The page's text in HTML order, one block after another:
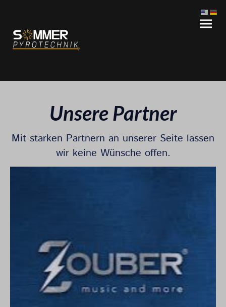
Unsere Partner
Mit starken Partnern an unserer Seite lassen
wir keine Wünsche offen.